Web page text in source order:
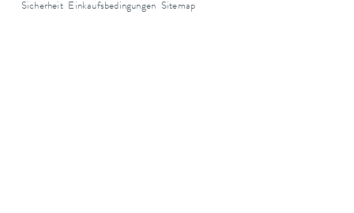
Sicherheit Einkaufsbedingungen Sitemap